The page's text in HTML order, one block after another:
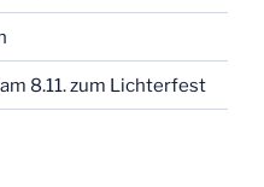
8.11. zum Lichterfest